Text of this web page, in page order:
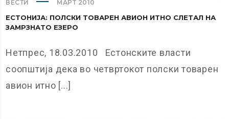
ВЕСТИ МАРТ 2010
ЕСТОНИЈА: ПОЛСКИ ТОВАРЕН АВИОН ИТНО СЛЕТАЛ НА
ЗАМРЗНАТО ЕЗЕРО
Нетпрес, 18.03.2010 Естонските власти
соопштија дека во четвртокот полски товарен
авион итно [...]